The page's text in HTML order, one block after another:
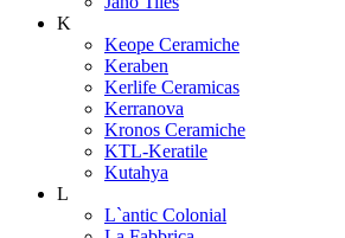
K
Keope Ceramiche
Keraben
Kerlife Ceramicas
Kerranova
Kronos Ceramiche
KTL-Keratile
Kutahya
L
L`antic Colonial